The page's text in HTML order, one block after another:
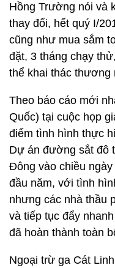
Hồng Trường nói và
thay đổi, hết quý I/
cũng như mua sắm
đặt, 3 tháng chạy
thể khai thác thương
Theo báo cáo mới
Quốc) tại cuộc họp
điểm tình hình thực
Dự án đường sắt đô
Đông vào chiều
đầu năm, với tình
nhưng các nhà thầu
và tiếp tục đẩy
đã hoàn thành toàn
Ngoại trừ ga Cát